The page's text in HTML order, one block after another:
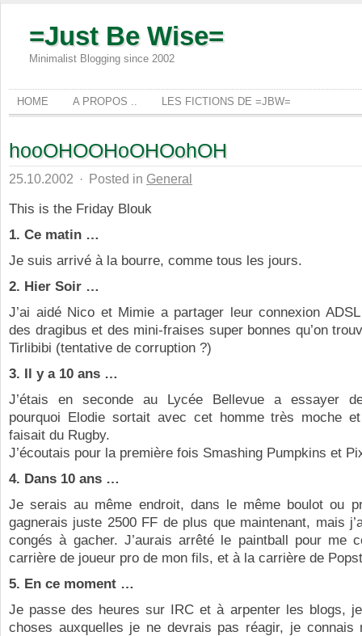
=Just Be Wise=
Minimalist Blogging since 2002
HOME A PROPOS .. LES FICTIONS DE =JBW=
hooOHOOHoOHOohOH
25.10.2002 · Posted in General
This is the Friday Blouk
1. Ce matin …
Je suis arrivé à la bourre, comme tous les jours.
2. Hier Soir …
J’ai aidé Nico et Mimie a partager leur connexion
des dragibus et des mini-fraises super bonnes qu’on
Tirlibibi (tentative de corruption ?)
3. Il y a 10 ans …
J’étais en seconde au Lycée Bellevue a essayer
pourquoi Elodie sortait avec cet homme très moche
faisait du Rugby.
J’écoutais pour la première fois Smashing Pumpkins et
4. Dans 10 ans …
Je serais au même endroit, dans le même boulot ou
gagnerais juste 2500 FF de plus que maintenant, mais
congés à gacher. J’aurais arrêté le paintball pour me
carrière de joueur pro de mon fils, et à la carrière de
5. En ce moment …
Je passe des heures sur IRC et à arpenter les blogs,
choses auxquelles je ne devrais pas réagir, je connais